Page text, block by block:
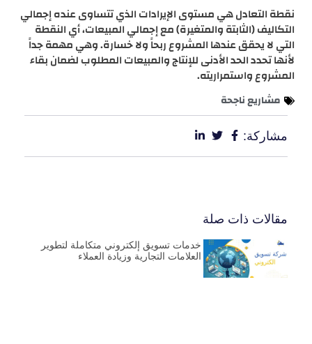
نقطة التعادل هي مستوى الإيرادات الذي تتساوى عنده إجمالي
التكاليف (الثابتة والمتغيرة) مع إجمالي المبيعات، أي النقطة
التي لا يحقق عندها المشروع ربحاً ولا خسارة. وهي مهمة جداً
لأنها تحدد الحد الأدنى للإنتاج والمبيعات المطلوب لضمان بقاء
المشروع واستمراريته.
مشاريع ناجحة
مشاركة:
مقالات ذات صلة
خدمات تسويق إلكتروني متكاملة لتطوير
العلامات التجارية وزيادة العملاء